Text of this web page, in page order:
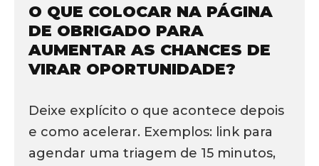
O QUE COLOCAR NA PÁGINA
DE OBRIGADO PARA
AUMENTAR AS CHANCES DE
VIRAR OPORTUNIDADE?
Deixe explícito o que acontece depois
e como acelerar. Exemplos: link para
agendar uma triagem de 15 minutos,